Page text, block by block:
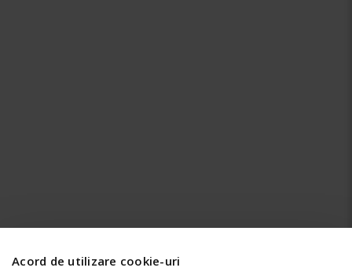
Acord de utilizare cookie-uri